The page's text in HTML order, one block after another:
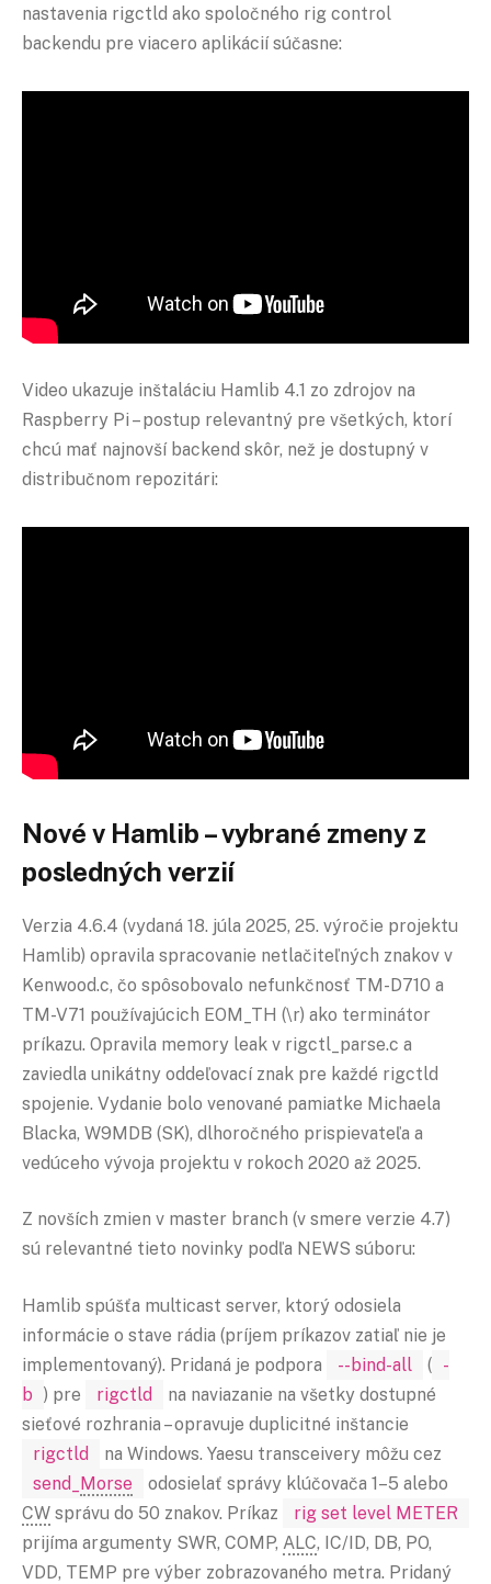
nastavenia rigctld ako spoločného rig control
backendu pre viacero aplikácií súčasne:
Video ukazuje inštaláciu Hamlib 4.1 zo zdrojov na
Raspberry Pi – postup relevantný pre všetkých, ktorí
chcú mať najnovší backend skôr, než je dostupný v
distribučnom repozitári:
Nové v Hamlib – vybrané zmeny z
posledných verzií
Verzia 4.6.4 (vydaná 18. júla 2025, 25. výročie projektu
Hamlib) opravila spracovanie netlačiteľných znakov v
Kenwood.c, čo spôsobovalo nefunkčnosť TM-D710 a
TM-V71 používajúcich EOM_TH (\r) ako terminátor
príkazu. Opravila memory leak v rigctl_parse.c a
zaviedla unikátny oddeľovací znak pre každé rigctld
spojenie. Vydanie bolo venované pamiatke Michaela
Blacka, W9MDB (SK), dlhoročného prispievateľa a
vedúceho vývoja projektu v rokoch 2020 až 2025.
Z novších zmien v master branch (v smere verzie 4.7)
sú relevantné tieto novinky podľa NEWS súboru:
Hamlib spúšťa multicast server, ktorý odosiela
informácie o stave rádia (príjem príkazov zatiaľ nie je
implementovaný). Pridaná je podpora
--bind-all ( -
b ) pre rigctld
na naviazanie na všetky dostupné
sieťové rozhrania – opravuje duplicitné inštancie
rigctld
na Windows. Yaesu transceivery môžu cez
send_ Morse
odosielať správy klúčovača 1–5 alebo
CW správu do 50 znakov. Príkaz
rig set level METER
prijíma argumenty SWR, COMP, ALC, IC/ID, DB, PO,
VDD, TEMP pre výber zobrazovaného metra. Pridaný